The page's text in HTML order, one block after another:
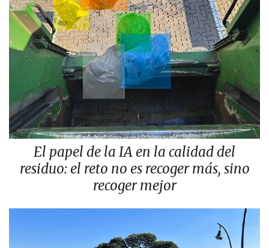
El papel de la IA en la calidad del
residuo: el reto no es recoger más, sino
recoger mejor